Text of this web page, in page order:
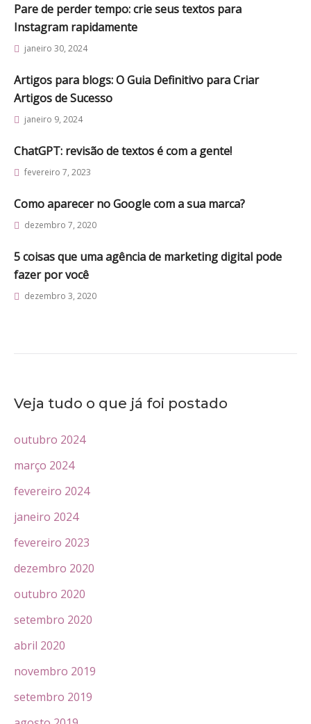
Pare de perder tempo: crie seus textos para
Instagram rapidamente
janeiro 30, 2024
Artigos para blogs: O Guia Definitivo para Criar
Artigos de Sucesso
janeiro 9, 2024
ChatGPT: revisão de textos é com a gente!
fevereiro 7, 2023
Como aparecer no Google com a sua marca?
dezembro 7, 2020
5 coisas que uma agência de marketing digital pode
fazer por você
dezembro 3, 2020
Veja tudo o que já foi postado
outubro 2024
março 2024
fevereiro 2024
janeiro 2024
fevereiro 2023
dezembro 2020
outubro 2020
setembro 2020
abril 2020
novembro 2019
setembro 2019